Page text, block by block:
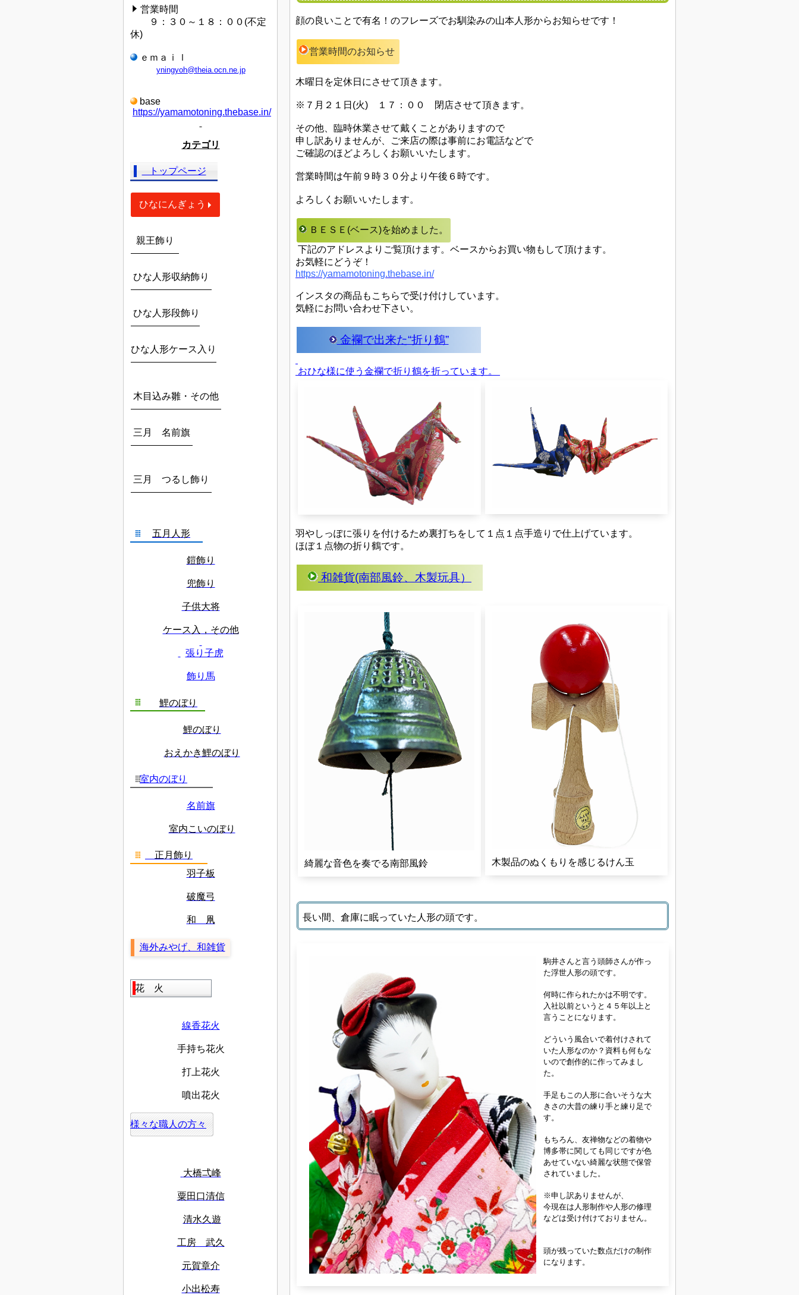
営業時間
９：３０～１８：００(不定
休)
ｅｍａｉｌ
yningyoh@theia.ocn.ne.jp
base
https://yamamotoning.thebase.in/
カテゴリ
トップページ
ひなにんぎょう
親王飾り
ひな人形収納飾り
ひな人形段飾り
ひな人形ケース入り
木目込み雛・その他
三月 名前旗
三月 つるし飾り
五月人形
鎧飾り
兜飾り
子供大将
ケース入 ，その他
張り子虎
飾り馬
鯉のぼり
鯉のぼり
おえかき鯉のぼり
室内のぼり
名前旗
室内こいのぼり
正月飾り
羽子板
破魔弓
和 凧
海外みやげ、和雑貨
花 火
線香花火
手持ち花火
打上花火
噴出花火
様々な職人の方々
大橋弌峰
粟田口清信
清水久遊
工房 武久
元賀章介
小出松寿
顔の良いことで有名！のフレーズでお馴染みの山本人形からお知らせです！
営業時間のお知らせ
木曜日を定休日にさせて頂きます。
※７月２１日(火) １７：００ 閉店させて頂きます。
その他、臨時休業させて戴くことがありますので
申し訳ありませんが、ご来店の際は事前にお電話などで
ご確認のほどよろしくお願いいたします。
営業時間は午前９時３０分より午後６時です。
よろしくお願いいたします。
ＢＥＳＥ(ベース)を始めました。
下記のアドレスよりご覧頂けます。ベースからお買い物もして頂けます。
お気軽にどうぞ！
https://yamamotoning.thebase.in/
インスタの商品もこちらで受け付けしています。
気軽にお問い合わせ下さい。
金襴で出来た“折り鶴”
おひな様に使う金襴で折り鶴を折っています。
羽やしっぽに張りを付けるため裏打ちをして１点１点手造りで仕上げています。
ほぼ１点物の折り鶴です。
和雑貨(南部風鈴、木製玩具）
綺麗な音色を奏でる南部風鈴 木製品のぬくもりを感じるけん玉
長い間、倉庫に眠っていた人形の頭です。
駒井さんと言う頭師さんが作っ
た浮世人形の頭です。
何時に作られたかは不明です。
入社以前というと４５年以上と
言うことになります。
どういう風合いで着付けされて
いた人形なのか？資料も何もな
いので創作的に作ってみまし
た。
手足もこの人形に合いそうな大
きさの大昔の練り手と練り足で
す。
もちろん、友禅物などの着物や
博多帯に関しても同じですが色
あせていない綺麗な状態で保管
されていました。
※申し訳ありませんが、
今現在は人形制作や人形の修理
などは受け付けておりません。
頭が残っていた数点だけの制作
になります。